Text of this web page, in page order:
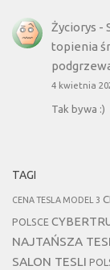
Życiorys -
topienia
4 kwietnia
Tak bywa :)
TAGI
CENA TESLA MODEL 3
POLSCE
NAJTAŃSZA
SALON TESLI